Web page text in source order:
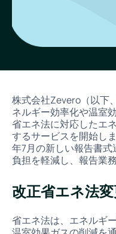
株式会社Zevero（以下
ネルギー効率化や温室
省エネ法に対応したエ
するサービスを開始し
年7月の新しい報告書
負担を軽減し、報告業
改正省エネ法
省エネ法は、エネルギ